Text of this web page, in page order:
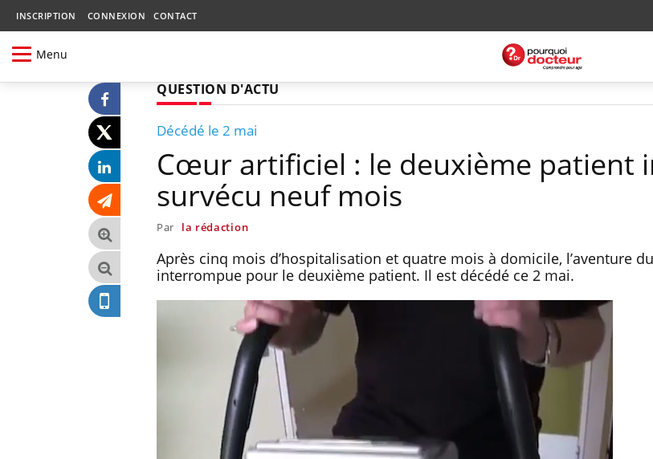
INSCRIPTION CONNEXION CONTACT
Menu
QUESTION D'ACTU
Décédé le 2 mai
Cœur artificiel : le deuxième patient
survécu neuf mois
Par la rédaction
Après cinq mois d’hospitalisation et quatre mois à domicile, l’aventure
interrompue pour le deuxième patient. Il est décédé ce 2 mai.